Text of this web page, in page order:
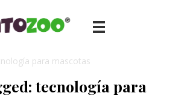
para mascotas
tecnología para